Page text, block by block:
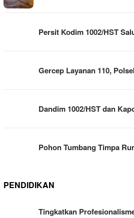
Persit Kodim 1002/HST
Gercep Layanan 110,
Dandim 1002/HST dan
Pohon Tumbang Timpa
PENDIDIKAN
Tingkatkan